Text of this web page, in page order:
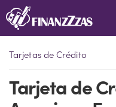
Saltar
al
Tarjetas de Crédito
Tarjeta de